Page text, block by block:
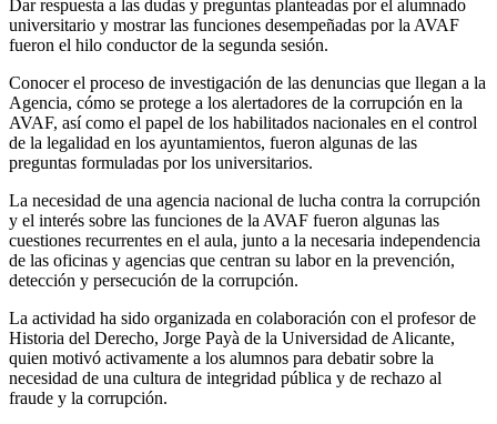
Dar respuesta a las dudas y preguntas planteadas por el alumnado
universitario y mostrar las funciones desempeñadas por la AVAF
fueron el hilo conductor de la segunda sesión.
Conocer el proceso de investigación de las denuncias que llegan a la
Agencia, cómo se protege a los alertadores de la corrupción en la
AVAF, así como el papel de los habilitados nacionales en el control
de la legalidad en los ayuntamientos, fueron algunas de las
preguntas formuladas por los universitarios.
La necesidad de una agencia nacional de lucha contra la corrupción
y el interés sobre las funciones de la AVAF fueron algunas las
cuestiones recurrentes en el aula, junto a la necesaria independencia
de las oficinas y agencias que centran su labor en la prevención,
detección y persecución de la corrupción.
La actividad ha sido organizada en colaboración con el profesor de
Historia del Derecho, Jorge Payà de la Universidad de Alicante,
quien motivó activamente a los alumnos para debatir sobre la
necesidad de una cultura de integridad pública y de rechazo al
fraude y la corrupción.